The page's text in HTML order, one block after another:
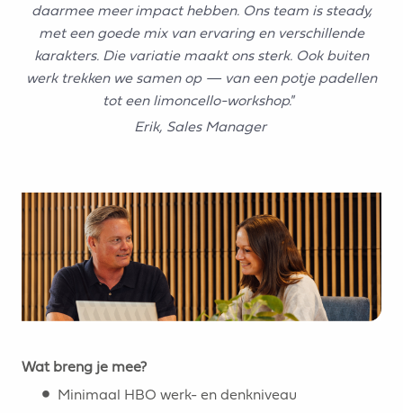
daarmee meer impact hebben. Ons team is steady,
met een goede mix van ervaring en verschillende
karakters. Die variatie maakt ons sterk. Ook buiten
werk trekken we samen op — van een potje padellen
tot een limoncello-workshop."
Erik, Sales Manager
Wat breng je mee?
Minimaal HBO werk- en denkniveau